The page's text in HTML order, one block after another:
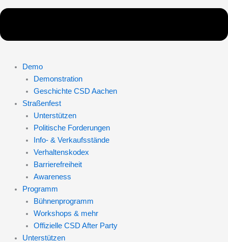
Demo
Demonstration
Geschichte CSD Aachen
Straßenfest
Unterstützen
Politische Forderungen
Info- & Verkaufsstände
Verhaltenskodex
Barrierefreiheit
Awareness
Programm
Bühnenprogramm
Workshops & mehr
Offizielle CSD After Party
Unterstützen